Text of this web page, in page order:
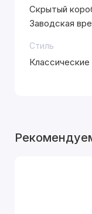
Скрытый
Заводская
Стиль
Классические